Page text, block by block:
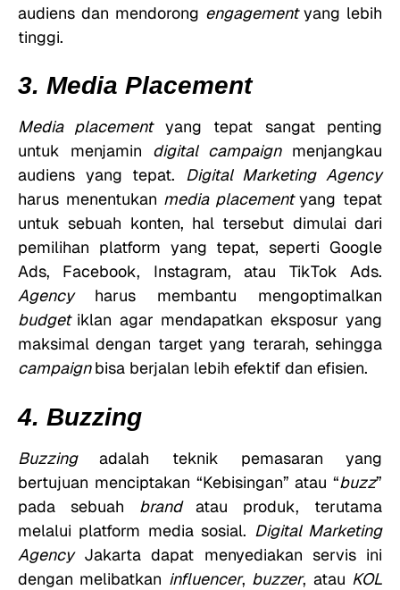
audiens dan mendorong engagementyang lebih
tinggi.
3. Media Placement
Media placementyang tepat sangat penting
untuk menjamin digital campaignmenjangkau
audiens yang tepat. Digital Marketing Agency
harus menentukan media placementyang tepat
untuk sebuah konten, hal tersebut dimulai dari
pemilihan platform yang tepat, seperti Google
Ads, Facebook, Instagram, atau TikTok Ads.
Agency harus membantu mengoptimalkan
budget iklan agar mendapatkan eksposur yang
maksimal dengan target yang terarah, sehingga
campaignbisa berjalan lebih efektif dan efisien.
4. Buzzing
Buzzingadalah teknik pemasaran yang
bertujuan menciptakan “Kebisingan” atau “buzz”
pada sebuah brandatau produk, terutama
melalui platform media sosial. Digital Marketing
AgencyJakarta dapat menyediakan servis ini
dengan melibatkan influencer, buzzer, atau KOL